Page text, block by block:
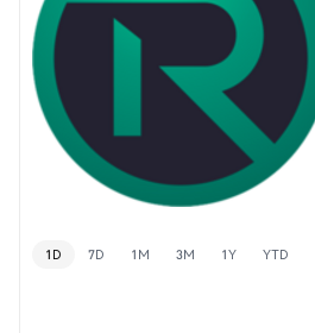
1D 7D 1M 3M 1Y YTD